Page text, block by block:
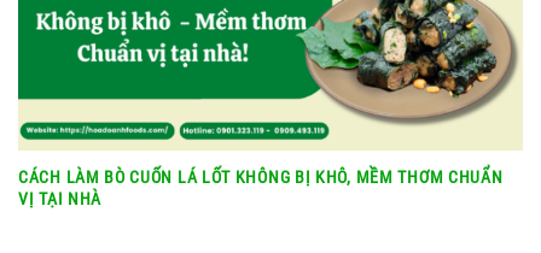
CÁCH LÀM BÒ CUỐN LÁ LỐT KHÔNG BỊ KHÔ, MỀM THƠM CHUẨN
VỊ TẠI NHÀ